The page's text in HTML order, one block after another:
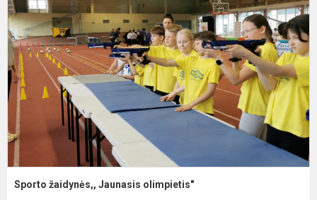
Sporto žaidynės,, Jaunasis olimpietis"